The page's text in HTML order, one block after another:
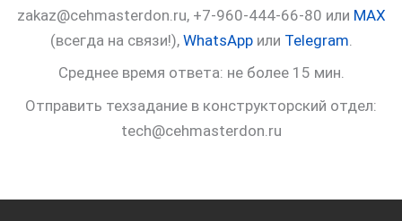
zakaz@cehmasterdon.ru, +7-960-444-66-80 или MAX
(всегда на связи!), WhatsAppили Telegram
Среднее время ответа: не более 15 мин.
Отправить техзадание в конструкторский отдел:
tech@cehmasterdon.ru